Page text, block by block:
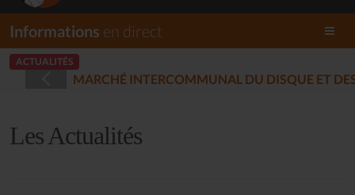
Informations en direct
ACTUALITÉS
DES MUSIQUES ENREGISTRÉES - PLOUARET(2025-12-17)
Les Actualités